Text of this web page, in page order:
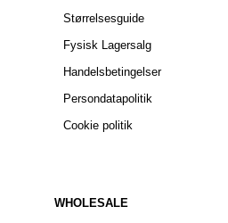
Størrelsesguide
Fysisk Lagersalg
Handelsbetingelser
Persondatapolitik
Cookie politik
WHOLESALE